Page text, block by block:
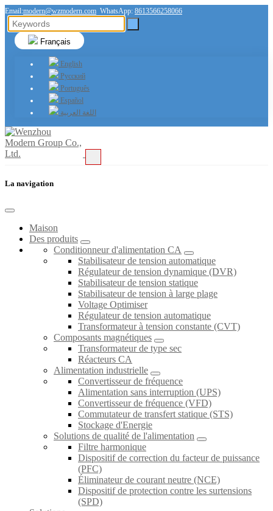
Email:modern@wzmodern.com WhatsApp: 8613566258066
Français
English
Русский
Português
Español
اللغة العربية
La navigation
Maison
Des produits
Conditionneur d'alimentation CA
Stabilisateur de tension automatique
Régulateur de tension dynamique (DVR)
Stabilisateur de tension statique
Stabilisateur de tension à large plage
Voltage Optimiser
Régulateur de tension automatique
Transformateur à tension constante (CVT)
Composants magnétiques
Transformateur de type sec
Réacteurs CA
Alimentation industrielle
Convertisseur de fréquence
Alimentation sans interruption (UPS)
Convertisseur de fréquence (VFD)
Commutateur de transfert statique (STS)
Stockage d'Energie
Solutions de qualité de l'alimentation
Filtre harmonique
Dispositif de correction du facteur de puissance
(PFC)
Éliminateur de courant neutre (NCE)
Dispositif de protection contre les surtensions
(SPD)